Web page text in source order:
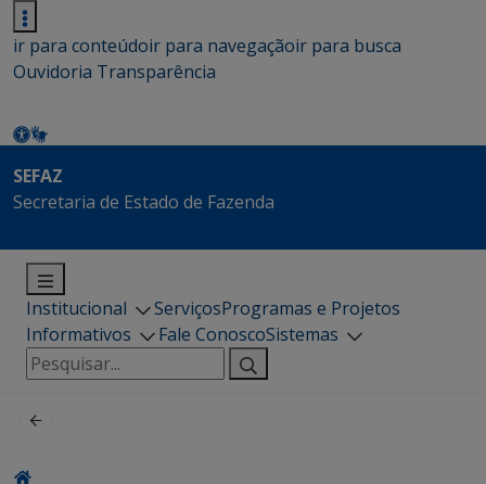
ir para conteúdoir para navegaçãoir para busca
Ouvidoria Transparência
SEFAZ
Secretaria de Estado de Fazenda
Institucional ServiçosProgramas e Projetos
Informativos
Fale ConoscoSistemas
Pesquisar
por: